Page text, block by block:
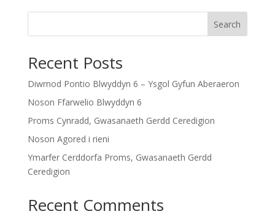
Search
Recent Posts
Diwrnod Pontio Blwyddyn 6 – Ysgol Gyfun Aberaeron
Noson Ffarwelio Blwyddyn 6
Proms Cynradd, Gwasanaeth Gerdd Ceredigion
Noson Agored i rieni
Ymarfer Cerddorfa Proms, Gwasanaeth Gerdd
Ceredigion
Recent Comments